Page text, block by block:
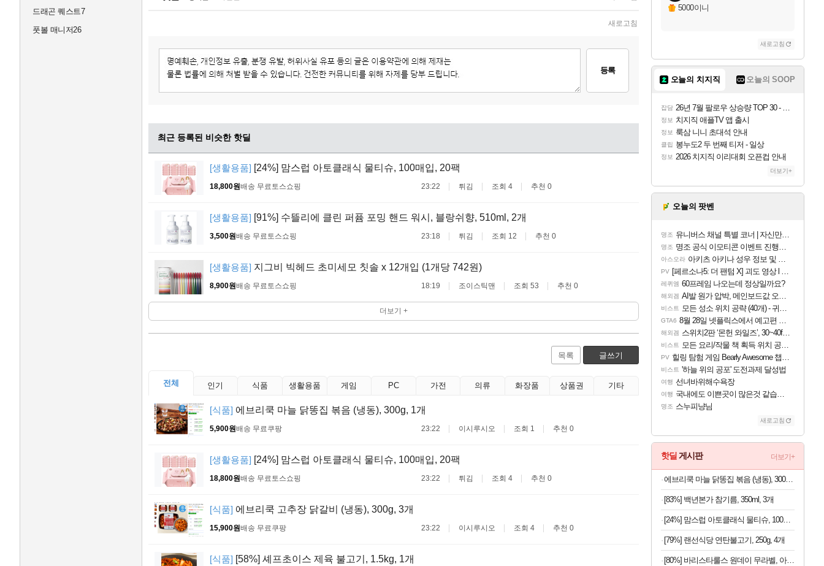
드래곤 퀘스트7
풋볼 매니저26
새로고침
등록
최근 등록된 비슷한 핫딜
[생활용품] [24%] 맘스럽 아토클래식 물티슈, 100매입, 20팩
18,800원배송 무료토스쇼핑 23:22 튀김 조회 4 추천 0
[생활용품] [91%] 수뜰리에 클린 퍼퓸 포밍 핸드 워시, 블랑쉬향, 510ml, 2개
3,500원배송 무료토스쇼핑 23:18 튀김 조회 12 추천 0
[생활용품] 지그비 빅헤드 초미세모 칫솔 x 12개입 (1개당 742원)
8,900원배송 무료토스쇼핑 18:19 조이스틱맨 조회 53 추천 0
더보기 +
목록 글쓰기
전체 인기 식품 생활용품 게임 PC 가전 의류 화장품 상품권 기타
[식품] 에브리쿡 마늘 닭똥집 볶음 (냉동), 300g, 1개
5,900원배송 무료쿠팡 23:22 이시루시오 조회 1 추천 0
[생활용품] [24%] 맘스럽 아토클래식 물티슈, 100매입, 20팩
18,800원배송 무료토스쇼핑 23:22 튀김 조회 4 추천 0
[식품] 에브리쿡 고추장 닭갈비 (냉동), 300g, 3개
15,900원배송 무료쿠팡 23:22 이시루시오 조회 4 추천 0
[식품] [58%] 셰프초이스 제육 불고기, 1.5kg, 1개
5000이니
새로고침
오늘의 치지직 오늘의 SOOP
잡담 26년 7월 팔로우 상승량 TOP 30 - 월간 치지직
정보 치지직 애플TV 앱 출시
정보 룩삼 니니 초대석 안내
클립 봉누도2 두 번째 티저 - 일상
정보 2026 치지직 이리대회 오픈컵 안내
더보기+
오늘의 팟벤
명조 유니버스 채널 특별 코너 | 자신만의 스타일
명조 명조 공식 이모티콘 이벤트 진행해봤습니다! 참여부터 추첨까지????
아스오라 아키츠 아키나 성우 정보 및 주요 필모
PV [페르소나5: 더 팬텀 X] 괴도 영상 l 타카마키 안·댄싱 스타
레퀴엠 60프레임 나오는데 정상일까요?
해외겜 AI발 원가 압박, 메인보드값 오르나
비스트 모든 성소 위치 공략 (40개) - 귀환한 영혼 도전과제
GTA6 8월 28일 넷플릭스에서 예고편 공개 예정
해외겜 스위치2판 ‘몬헌 와일즈’, 30~40fps 목표 추정
비스트 모든 요리/작물 책 획득 위치 공략 (36개) - 미식가 도전과제
PV 힐링 탐험 게임 Bearly Awesome 챕터 1 트레일러
비스트 '하늘 위의 공포' 도전과제 달성법
여행 선녀바위해수욕장
여행 국내에도 이쁜곳이 많은것 같습니다
명조 스누피냥님
새로고침
핫딜 게시판 더보기+
에브리쿡 마늘 닭똥집 볶음 (냉동), 300g, 1개
[83%] 백년본가 참기름, 350ml, 3개
[24%] 맘스럽 아토클래식 물티슈, 100매입, 20팩
[79%] 랜선식당 연탄불고기, 250g, 4개
[80%] 바리스타룰스 원데이 무라벨, 아메리카노, 350ml, 20개